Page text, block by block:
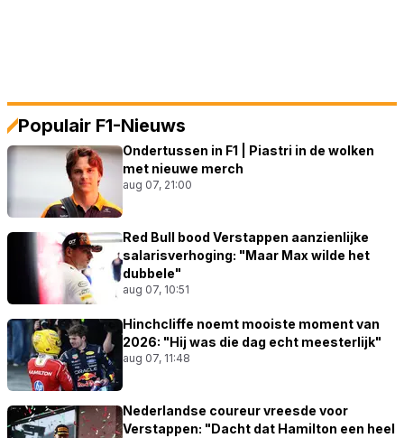
Populair F1-Nieuws
Ondertussen in F1 | Piastri in de wolken
met nieuwe merch
aug 07, 21:00
Red Bull bood Verstappen aanzienlijke
salarisverhoging: "Maar Max wilde het
dubbele"
aug 07, 10:51
Hinchcliffe noemt mooiste moment van
2026: "Hij was die dag echt meesterlijk"
aug 07, 11:48
Nederlandse coureur vreesde voor
Verstappen: "Dacht dat Hamilton een heel